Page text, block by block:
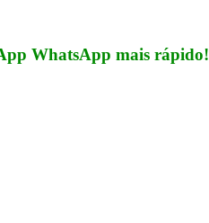
WhatsApp mais rápido!